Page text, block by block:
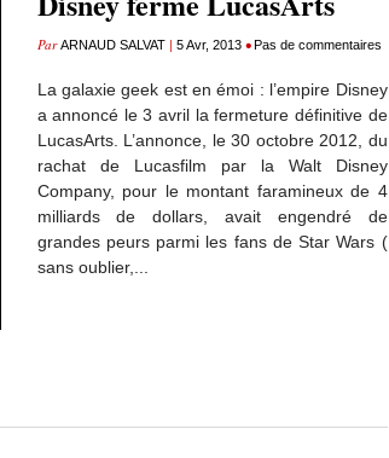
ParARNAUD SALVAT| 5 Avr, 2013 •Pas de commentaires
La galaxie geek est en émoi : l’empire Disney
a annoncé le 3 avril la fermeture définitive de
LucasArts. L’annonce, le 30 octobre 2012, du
rachat de Lucasfilm par la Walt Disney
Company, pour le montant faramineux de 4
milliards de dollars, avait engendré de
grandes peurs parmi les fans de Star Wars (
sans oublier,...